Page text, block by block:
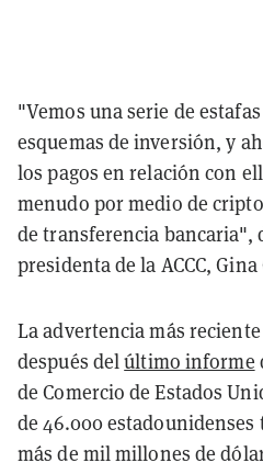
"Vemos una serie de
esquemas de inversión, y
los pagos en relación con
menudo por medio de
de transferencia bancaria",
presidenta de la ACCC,
La advertencia más reciente
después delúltimo informe
de Comercio de Estados
de 46.000
más de mil millones de